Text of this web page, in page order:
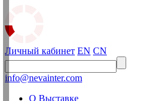
Личный кабинет EN CN
info@nevainter.com
О Выставке